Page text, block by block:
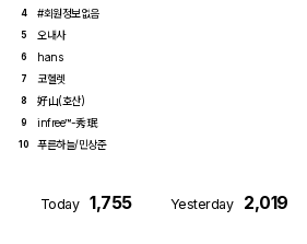
4 #회원정보없음
5 오내사
6 hans
7 코헬렛
8 好山(호산)
9 infree™-秀珉
10 푸른하늘/민상준
Today 1,755 Yesterday 2,019